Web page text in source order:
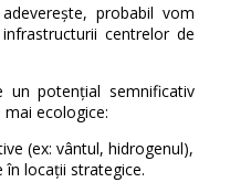
probabil vom
centrelor de
un potențial semnificativ
ecologice:
(ex: vântul, hidrogenul),
locații strategice.